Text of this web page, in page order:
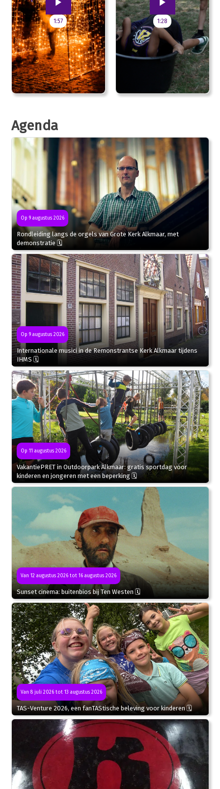
1:57 1:28
Agenda
Op 9 augustus 2026
Rondleiding langs de orgels van Grote Kerk Alkmaar, met
demonstratie 🗓
Op 9 augustus 2026
Internationale musici in de Remonstrantse Kerk Alkmaar tijdens
IHMS 🗓
Op 11 augustus 2026
VakantiePRET in Outdoorpark Alkmaar: gratis sportdag voor
kinderen en jongeren met een beperking 🗓
Van 12 augustus 2026 tot 16 augustus 2026
Sunset cinema: buitenbios bij Ten Westen 🗓
Van 8 juli 2026 tot 13 augustus 2026
TAS-Venture 2026, een fanTAStische beleving voor kinderen 🗓